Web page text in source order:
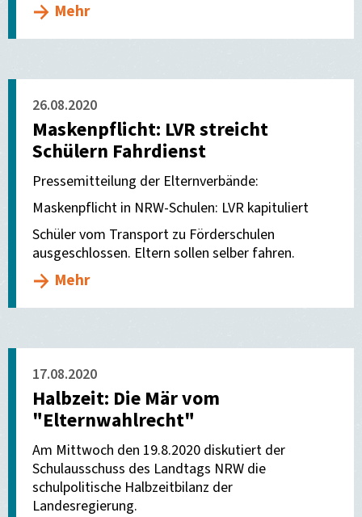
Mehr
26.08.2020
Maskenpflicht: LVR streicht
Schülern Fahrdienst
Pressemitteilung der Elternverbände:
Maskenpflicht in NRW-Schulen: LVR kapituliert
Schüler vom Transport zu Förderschulen
ausgeschlossen. Eltern sollen selber fahren.
Mehr
17.08.2020
Halbzeit: Die Mär vom
"Elternwahlrecht"
Am Mittwoch den 19.8.2020 diskutiert der
Schulausschuss des Landtags NRW die
schulpolitische Halbzeitbilanz der
Landesregierung.